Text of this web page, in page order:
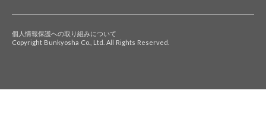
個人情報保護への取り組みについて
Copyright Bunkyosha Co., Ltd. All Rights Reserved.